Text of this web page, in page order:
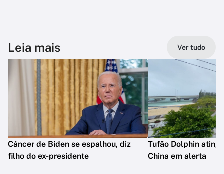
Leia mais Ver tudo
Câncer de Biden se espalhou, diz
filho do ex-presidente
Tufão Dolphin
China em alerta